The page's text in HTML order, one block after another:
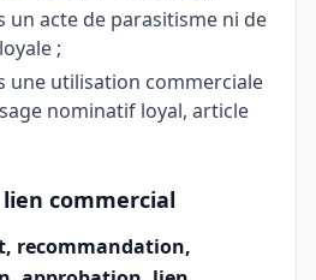
un acte de parasitisme ni de
;
une utilisation commerciale
nominatif loyal, article
lien commercial
recommandation,